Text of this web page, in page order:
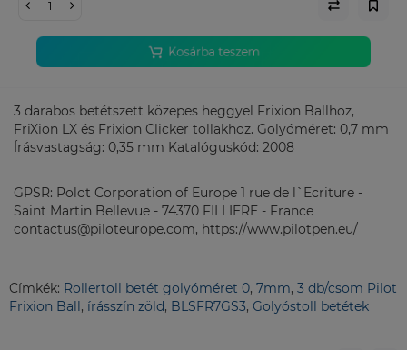
Kosárba teszem
3 darabos betétszett közepes heggyel Frixion Ballhoz,
FriXion LX és Frixion Clicker tollakhoz. Golyóméret: 0,7 mm
Írásvastagság: 0,35 mm Katalóguskód: 2008
GPSR: Polot Corporation of Europe 1 rue de l`Ecriture -
Saint Martin Bellevue - 74370 FILLIERE - France
contactus@piloteurope.com, https://www.pilotpen.eu/
Címkék: Rollertoll betét golyóméret 0, 7mm, 3 db/csom Pilot
Frixion Ball , írásszín zöld, BLSFR7GS3, Golyóstoll betétek